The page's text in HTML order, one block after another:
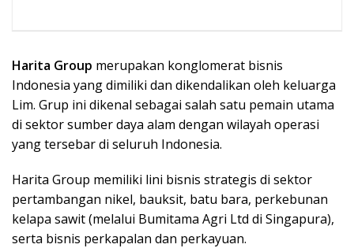
Harita Group merupakan konglomerat bisnis
Indonesia yang dimiliki dan dikendalikan oleh keluarga
Lim. Grup ini dikenal sebagai salah satu pemain utama
di sektor sumber daya alam dengan wilayah operasi
yang tersebar di seluruh Indonesia.
Harita Group memiliki lini bisnis strategis di sektor
pertambangan nikel, bauksit, batu bara, perkebunan
kelapa sawit (melalui Bumitama Agri Ltd di Singapura),
serta bisnis perkapalan dan perkayuan.